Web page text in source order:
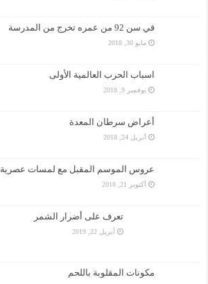
في سن 92 من عمره تخرج من المدرسة
مايو 30, 2018
اسباب الحرب العالمية الأولى
نوفمبر 9, 2018
أعراض سرطان المعدة
أبريل 24, 2018
عروس الموسم المقبل مع لمسات عصرية
أكتوبر 21, 2018
تعرف على أضرار الشمر
أبريل 22, 2019
مكونات المقلوبة باللحم